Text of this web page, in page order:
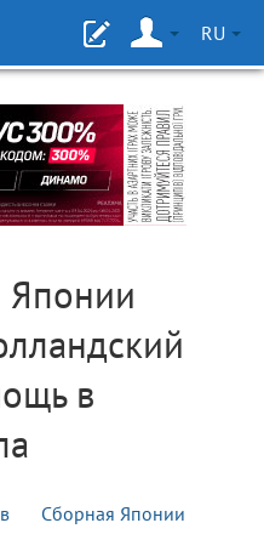
RU
Японии
в
Сборная Японии